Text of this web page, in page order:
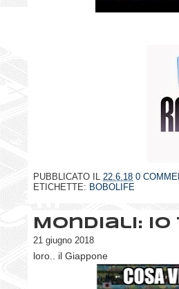
PUBBLICATO IL 22.6.18 0
ETICHETTE: BOBOLIFE
Mondiali: io
21 giugno 2018
loro.. il Giappone